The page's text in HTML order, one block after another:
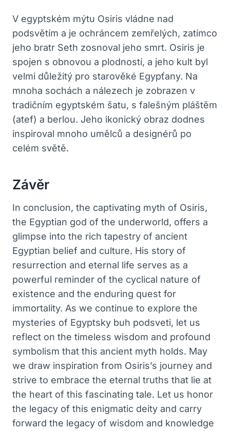
V egyptském mýtu Osiris vládne nad
podsvětím a je ochráncem zemřelých, zatímco
jeho bratr Seth zosnoval jeho smrt. Osiris je
spojen s obnovou a plodností, a jeho kult byl
velmi důležitý pro starověké Egypťany. Na
mnoha sochách a nálezech je zobrazen v
tradičním egyptském šatu, s falešným pláštěm
(atef) a berlou. Jeho ikonický obraz dodnes
inspiroval mnoho umělců a designérů po
celém světě.
Závěr
In conclusion, the captivating myth of Osiris,
the Egyptian god of the underworld, offers a
glimpse into the rich tapestry of ancient
Egyptian belief and culture. His story of
resurrection and eternal life serves as a
powerful reminder of the cyclical nature of
existence and the enduring quest for
immortality. As we continue to explore the
mysteries of Egyptsky buh podsveti, let us
reflect on the timeless wisdom and profound
symbolism that this ancient myth holds. May
we draw inspiration from Osiris’s journey and
strive to embrace the eternal truths that lie at
the heart of this fascinating tale. Let us honor
the legacy of this enigmatic deity and carry
forward the legacy of wisdom and knowledge